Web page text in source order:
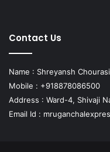
Contact Us
Name : Shreyansh
Mobile : +918878086500
Address : Ward-4, Shivaji
Email Id :